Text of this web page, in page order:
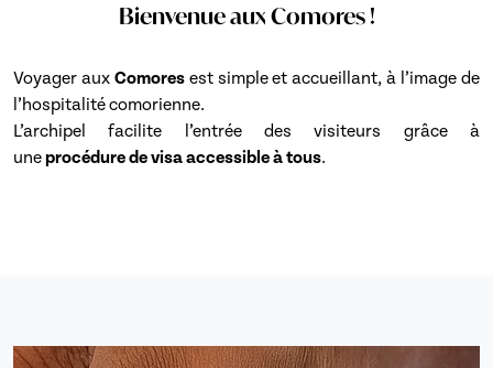
Bienvenue aux Comores !
Voyager aux Comoresest simple et accueillant, à l’image de
l’hospitalité comorienne.
L’archipel facilite l’entrée des visiteurs grâce à
uneprocédure de visa accessible à tous.